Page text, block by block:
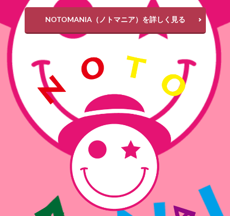
NOTOMANIA（ノトマニア）を詳しく見る